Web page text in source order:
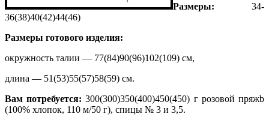
Размеры: 34-
36(38)40(42)44(46)
Размеры готового изделия:
окружность талии — 77(84)90(96)102(109) см,
длина — 51(53)55(57)58(59) см.
Вам потребуется: 300(300)350(400)450(450) г розовой пряжb
(100% хлопок, 110 м/50 г), спицы № 3 и 3,5.